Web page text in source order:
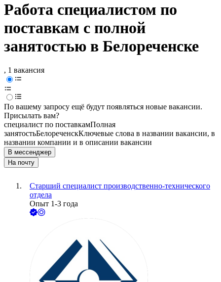
Работа специалистом по
поставкам с полной
занятостью в Белореченске
, 1 вакансия
По вашему запросу ещё будут появляться новые вакансии.
Присылать вам?
специалист по поставкамПолная
занятостьБелореченскКлючевые слова в названии вакансии, в
названии компании и в описании вакансии
В мессенджер
На почту
Старший специалист производственно-технического
отдела
Опыт 1-3 года